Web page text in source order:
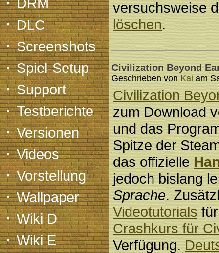
·DLC
·Screenshots
·Spiel-Setup
·Support
·Testberichte
·Versionen
·Videos
·Vorstellung
·Wallpaper
·Wiki D
·Wiki E
versuchsweise
löschen.
Civilization Beyond
Geschrieben vonKai am
Civilization
zum Download
und das
Spitze der
das offizielle
jedoch bislang
Sprache.
Videotutorialsfür
Crashkurs für
Verfügung.